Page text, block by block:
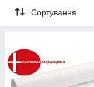
Сортування